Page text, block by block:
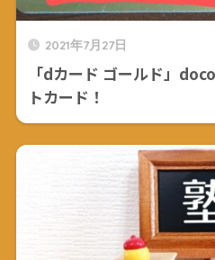
2021年7月27日
「dカード ゴールド」
トカード！